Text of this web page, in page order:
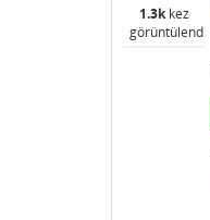
1.3kkez
görüntülendi